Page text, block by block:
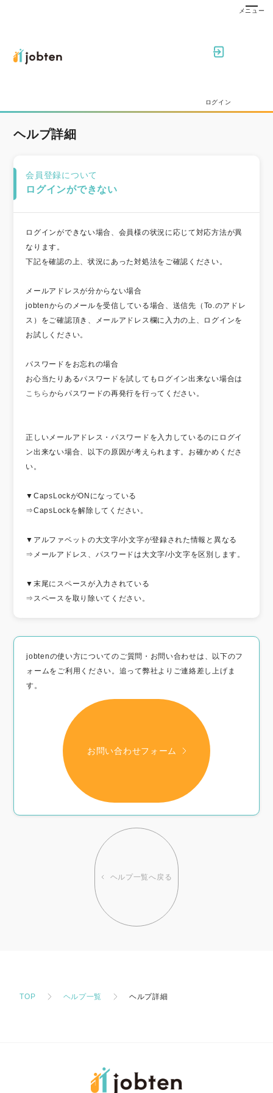
ログイン
ヘルプ詳細
会員登録について
ログインができない
ログインができない場合、会員様の状況に応じて対応方法が異
なります。
下記を確認の上、状況にあった対処法をご確認ください。
メールアドレスが分からない場合
jobtenからのメールを受信している場合、送信先（To.のアドレ
ス）をご確認頂き、メールアドレス欄に入力の上、ログインを
お試しください。
パスワードをお忘れの場合
お心当たりあるパスワードを試してもログイン出来ない場合は
こちら からパスワードの再発行を行ってください。
正しいメールアドレス・パスワードを入力しているのにログイ
ン出来ない場合、以下の原因が考えられます。お確かめくださ
い。
▼CapsLockがONになっている
⇒CapsLockを解除してください。
▼アルファベットの大文字/小文字が登録された情報と異なる
⇒メールアドレス、パスワードは大文字/小文字を区別します。
▼末尾にスペースが入力されている
⇒スペースを取り除いてください。
jobtenの使い方についてのご質問・お問い合わせは、以下のフ
ォームをご利用ください。追って弊社よりご連絡差し上げま
す。
お問い合わせフォーム
ヘルプ一覧へ戻る
TOP ヘルプ一覧 ヘルプ詳細